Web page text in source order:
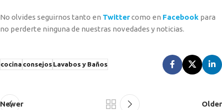
No olvides seguirnos tanto en Twittercomo en Facebook para
no perderte ninguna de nuestras novedades y noticias.
cocinaconsejosLavabos y Baños
Newer Older